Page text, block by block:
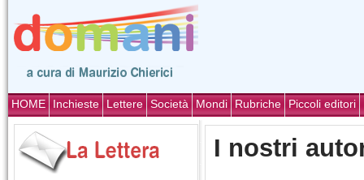
HOME Inchieste Lettere Società Mondi Rubriche Piccoli editori
I nostri